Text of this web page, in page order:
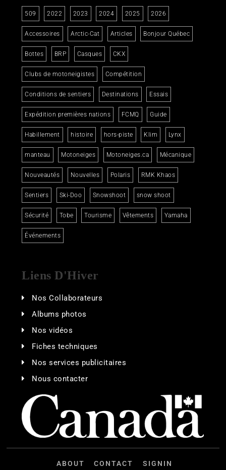
509 2022 2023 2024 2025 2026
Accessoires Arctic-Cat Articles Bonjour Québec
Bottes BRP Casques CKX
Clubs de motoneigistes Compétition
Conditions de sentiers Destinations Essais
Expédition premières nations FCMQ Guide
Habillement histoire hors-piste Klim Lynx
manteau Motoneiges Motoneiges.ca Mécanique
Nouveautés Nouvelles Polaris RMK Khaos
Sentiers Ski-Doo Snowshoot snow shoot
Sécurité Tobe Tourisme Vêtements Yamaha
Événements
Liens D'Hiver
Nos Collaborateurs
Albums photos
Nos vidéos
Fiches techniques
Nos services publicitaires
Nous contacter
ABOUT CONTACT SIGNIN